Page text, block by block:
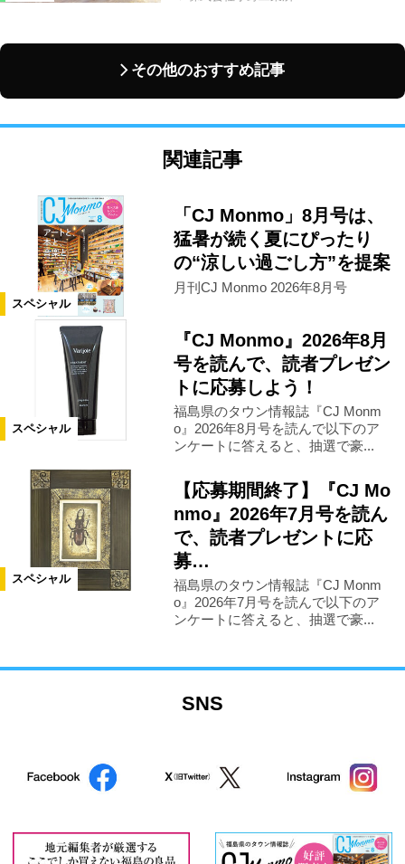
その他のおすすめ記事
関連記事
スペシャル
「CJ Monmo」8月号は、
猛暑が続く夏にぴったり
の“涼しい過ごし方”を提案
月刊CJ Monmo 2026年8月号
スペシャル
『CJ Monmo』2026年8月
号を読んで、読者プレゼン
トに応募しよう！
福島県のタウン情報誌『CJ Monm
o』2026年8月号を読んで以下のア
ンケートに答えると、抽選で豪...
スペシャル
【応募期間終了】『CJ Mo
nmo』2026年7月号を読ん
で、読者プレゼントに応
募…
福島県のタウン情報誌『CJ Monm
o』2026年7月号を読んで以下のア
ンケートに答えると、抽選で豪...
SNS